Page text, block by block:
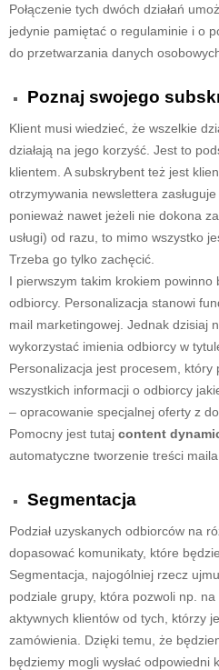
Połączenie tych dwóch działań
jedynie pamiętać o regulaminie i o
do przetwarzania danych
Poznaj swojego
Klient musi wiedzieć, że wszelkie
działają na jego korzyść. Jest to
klientem. A subskrybent też jest
otrzymywania newslettera
ponieważ nawet jeżeli nie dokona
usługi) od razu, to mimo wszystko
Trzeba go tylko zachęcić.
I pierwszym takim krokiem powinno
odbiorcy. Personalizacja stanowi
mail marketingowej. Jednak dzisiaj
wykorzystać imienia odbiorcy w
Personalizacja jest procesem, który
wszystkich informacji o odbiorcy
– opracowanie specjalnej oferty z
Pomocny jest tutaj content
automatyczne tworzenie treści maila.
Segmentacja
Podział uzyskanych odbiorców na
dopasować komunikaty, które
Segmentacja, najogólniej rzecz
podziale grupy, która pozwoli np.
aktywnych klientów od tych, którzy
zamówienia. Dzięki temu, że
będziemy mogli wysłać odpowiedni